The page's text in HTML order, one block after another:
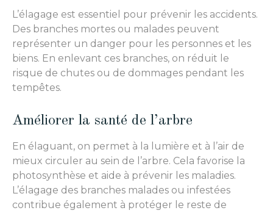
L’élagage est essentiel pour prévenir les accidents.
Des branches mortes ou malades peuvent
représenter un danger pour les personnes et les
biens. En enlevant ces branches, on réduit le
risque de chutes ou de dommages pendant les
tempêtes.
Améliorer la santé de l’arbre
En élaguant, on permet à la lumière et à l’air de
mieux circuler au sein de l’arbre. Cela favorise la
photosynthèse et aide à prévenir les maladies.
L’élagage des branches malades ou infestées
contribue également à protéger le reste de